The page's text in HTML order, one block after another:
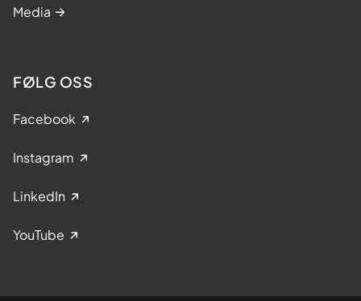
Media
FØLG OSS
Facebook
Instagram
LinkedIn
YouTube